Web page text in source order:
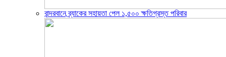
বান্দরবানে ব্র্যাকের সহায়তা পেল ১,৫০০ ক্ষতিগ্রস্ত পরিবার